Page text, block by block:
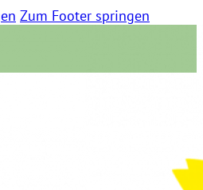
Zum Footer springen